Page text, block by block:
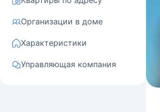
Организации в доме
Характеристики
Управляющая компания